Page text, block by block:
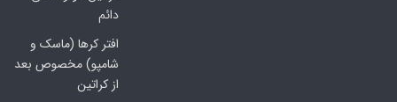
دائم
افتر کرها (ماسک و
شامپو) مخصوص بعد
از کراتین